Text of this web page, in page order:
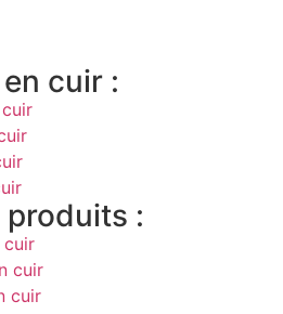
cuir :
:
cuir
cuir
cuir